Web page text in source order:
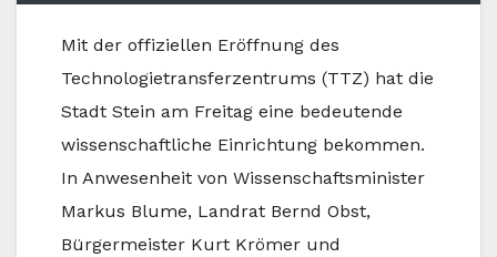
Mit der offiziellen Eröffnung des
Technologietransferzentrums (TTZ) hat die
Stadt Stein am Freitag eine bedeutende
wissenschaftliche Einrichtung bekommen.
In Anwesenheit von Wissenschaftsminister
Markus Blume, Landrat Bernd Obst,
Bürgermeister Kurt Krömer und